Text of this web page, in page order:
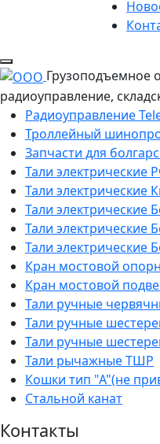
Грузоподъемное
радиоуправление,
Радиоуправление
Троллейный
Запчасти для
Тали электрические
Тали электрические
Тали электрические
Тали электрические
Тали электрические
Кран мостовой
Кран мостовой
Тали ручные
Тали ручные
Тали ручные
Тали рычажные ТШР
Кошки тип "А"(не
Стальной канат
Контакты